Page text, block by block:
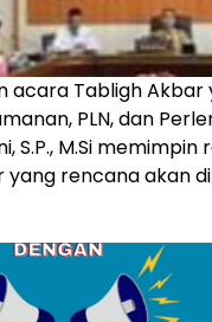
Tabligh Akbar
PLN, dan
S.P., M.Si
rencana akan